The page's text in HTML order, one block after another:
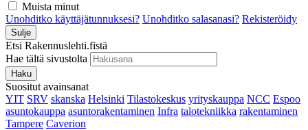
Muista minut
Unohditko käyttäjätunnuksesi? Unohditko salasanasi? Rekisteröidy
Sulje
Etsi Rakennuslehti.fistä
Hae tältä sivustolta
Haku
Suositut avainsanat
YIT SRV skanska Helsinki Tilastokeskus yrityskauppa NCC Espoo
asuntokauppa asuntorakentaminen Infra talotekniikka rakentaminen
Tampere Caverion